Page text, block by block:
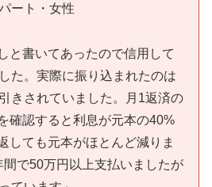
ート・女性
と書いてあったので信用して
た。実際に振り込まれたのは
きされていました。月1返済の
確認すると利息が元本の40%
しても元本がほとんど減りま
で50万円以上支払いましたが